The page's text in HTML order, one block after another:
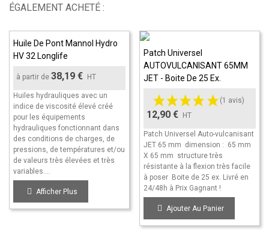
ÉGALEMENT ACHETÉ :
Huile De Pont Mannol Hydro
HV 32 Longlife
à partir de 38,19 € HT
Huiles hydrauliques avec un
indice de viscosité élevé créé
pour les équipements
hydrauliques fonctionnant dans
des conditions de charges, de
pressions, de températures et/ou
de valeurs très élevées et très
variables....
Afficher Plus
Patch Universel
AUTOVULCANISANT 65MM
JET - Boite De 25 Ex.
(1 avis)
12,90 € HT
Patch Universel Auto-vulcanisant
JET 65 mm dimension : 65 mm
X 65 mm structure très
résistante à la flexion très facile
à poser Boite de 25 ex. Livré en
24/48h à Prix Gagnant !
Ajouter Au Panier